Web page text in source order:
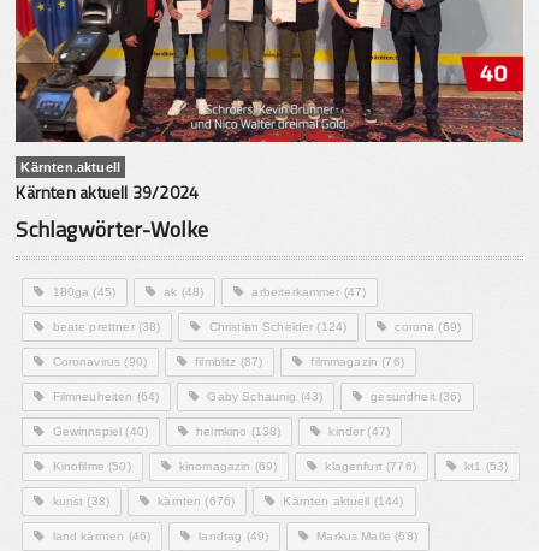
Kärnten.aktuell
Kärnten aktuell 39/2024
Schlagwörter-Wolke
180ga (45) ak (48) arbeiterkammer (47)
beate prettner(38) Christian Scheider (124) corona (69)
Coronavirus (90) filmblitz (87) filmmagazin (76)
Filmneuheiten (64) Gaby Schaunig (43) gesundheit(36)
Gewinnspiel (40) heimkino (138) kinder (47)
Kinofilme (50) kinomagazin (69) klagenfurt(776) kt1 (53)
kunst (38) kärnten (676) Kärnten aktuell (144)
land kärnten (46) landtag (49) Markus Malle (68)